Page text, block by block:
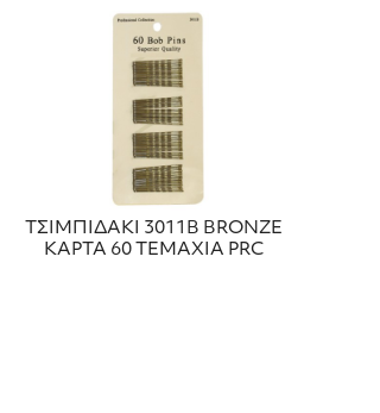
ΤΣΙΜΠΙΔΑΚΙ 3011Β ΒRΟΝΖΕ
ΚΑΡΤΑ 60 ΤΕΜΑΧΙΑ PRC